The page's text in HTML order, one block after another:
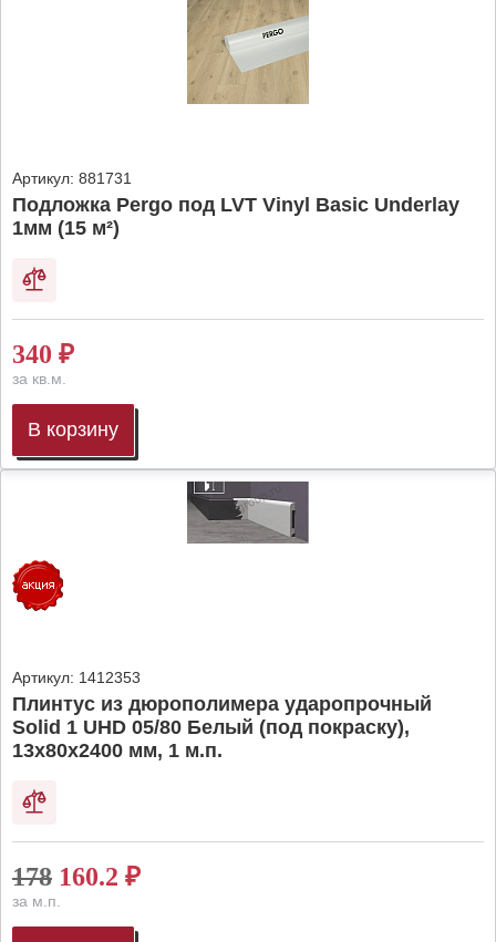
Артикул: 881731
Подложка Pergo под LVT Vinyl Basic Underlay
1мм (15 м²)
340 ₽
за кв.м.
В корзину
Артикул: 1412353
Плинтус из дюрополимера ударопрочный
Solid 1 UHD 05/80 Белый (под покраску),
13х80х2400 мм, 1 м.п.
178 160.2 ₽
за м.п.